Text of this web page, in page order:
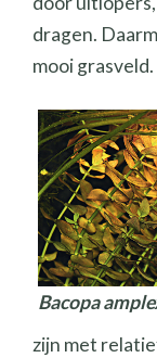
dragen.
mooi grasveld.
Bacopa
zijn met